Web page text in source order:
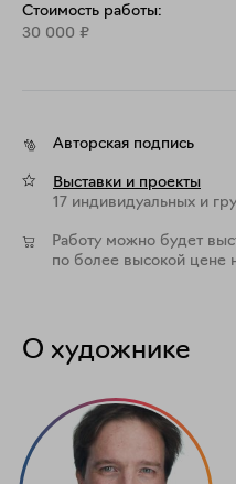
Стоимость работы:
30 000 ₽
Авторская подпись
Выставки и проекты
17 индивидуальных и
Работу можно будет
по более высокой цене
О художнике